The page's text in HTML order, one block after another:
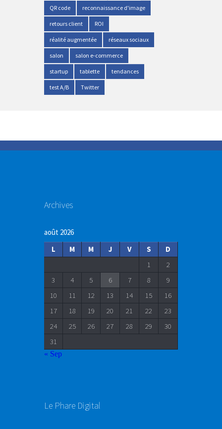
QR code reconnaissance d'image
retours client ROI
réalité augmentée réseaux sociaux
salon salon e-commerce
startup tablette tendances
test A/B Twitter
Archives
août 2026
L
M M J V S
D
1
2
3
4 5 6 7 8
9
10
11 12 13 14 15
16
17
18 19 20 21 22
23
24
25 26 27 28 29
30
31
« Sep
Le Phare Digital